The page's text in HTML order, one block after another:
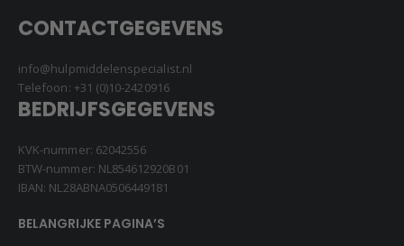
CONTACTGEGEVENS
info@hulpmiddelenspecialist.nl
Telefoon: +31 (0)10-2420916
BEDRIJFSGEGEVENS
KVK-nummer: 62042556
BTW-nummer: NL854612920B01
IBAN: NL28ABNA0506449181
BELANGRIJKE PAGINA’S